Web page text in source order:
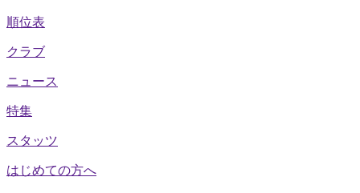
順位表
クラブ
ニュース
特集
スタッツ
はじめての方へ